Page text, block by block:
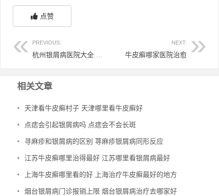
点赞
PREVIOUS: NEXT:
牛皮癣哪家医院治愈
相关文章
• 天津看牛皮癣村子 天津哪里看牛皮癣好
• 点痣会引起银屑病吗 点痣会不会长斑
• 寻麻疹和银屑病的区别 荨麻疹银屑病同形反应
• 江苏牛皮癣哪里治得最好 江苏哪里看银屑病最好
• 上海牛皮癣哪里看的好 上海治疗牛皮癣最好的地方
• 烟台银屑病门诊报销上限 烟台银屑病治疗去哪家好